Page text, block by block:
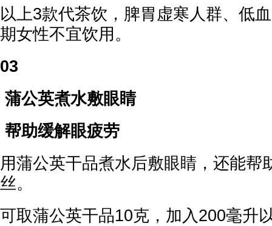
以上3款代茶饮，脾胃虚寒人群、低
期女性不宜饮用。
03
蒲公英煮水敷眼睛
帮助缓解眼疲劳
用蒲公英干品煮水后敷眼睛，还能帮
丝。
可取蒲公英干品10克，加入200毫升